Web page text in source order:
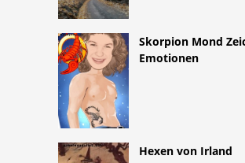
Skorpion Mond
Emotionen
Hexen von Irland